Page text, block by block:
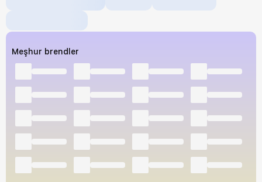
Meşhur brendler